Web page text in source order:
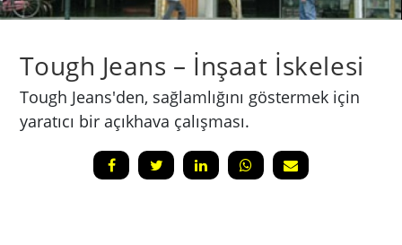
Tough Jeans – İnşaat İskelesi
Tough Jeans'den, sağlamlığını göstermek için
yaratıcı bir açıkhava çalışması.